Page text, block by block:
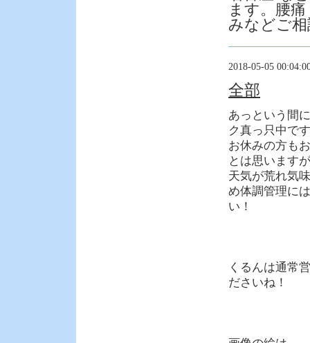
ます。腰
みなどご
2018-05-05
全部
あっという間
ク真っ只中で
お休みの方も
とは思いますが
天気が荒れ気
め体調管理に
い！
くるんは通常
ださいね！